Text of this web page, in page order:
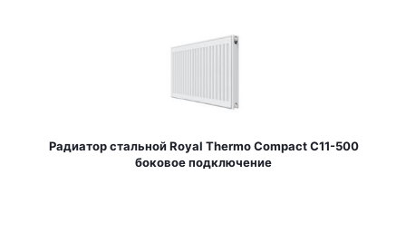
Радиатор стальной Royal Thermo Compact C11-500
боковое подключение